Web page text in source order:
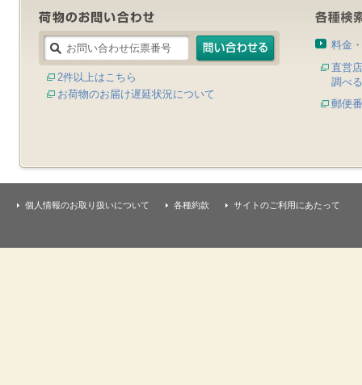
2件以上はこちら
お荷物のお届け遅延状況について
料金
直営
調べる
郵便
個人情報のお取り扱いについて 各種約款 サイトのご利用にあたって